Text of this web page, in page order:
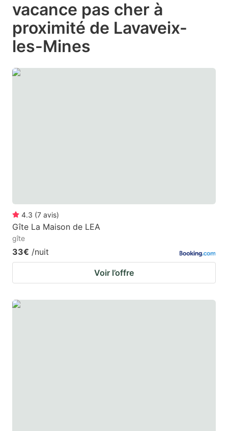
question
mark
key
question
mark
vacance pas cher à
proximité de Lavaveix-
les-Mines
4.3 (7 avis)
Gîte La Maison de LEA
gîte
33€ /nuit
Voir l’offre